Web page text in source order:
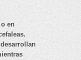
en